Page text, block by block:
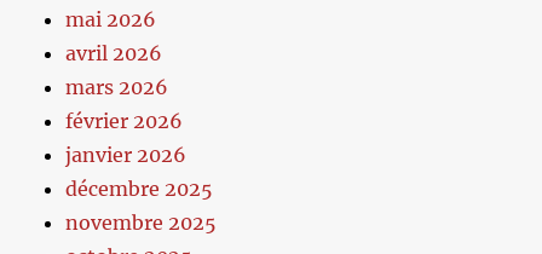
mai 2026
avril 2026
mars 2026
février 2026
janvier 2026
décembre 2025
novembre 2025